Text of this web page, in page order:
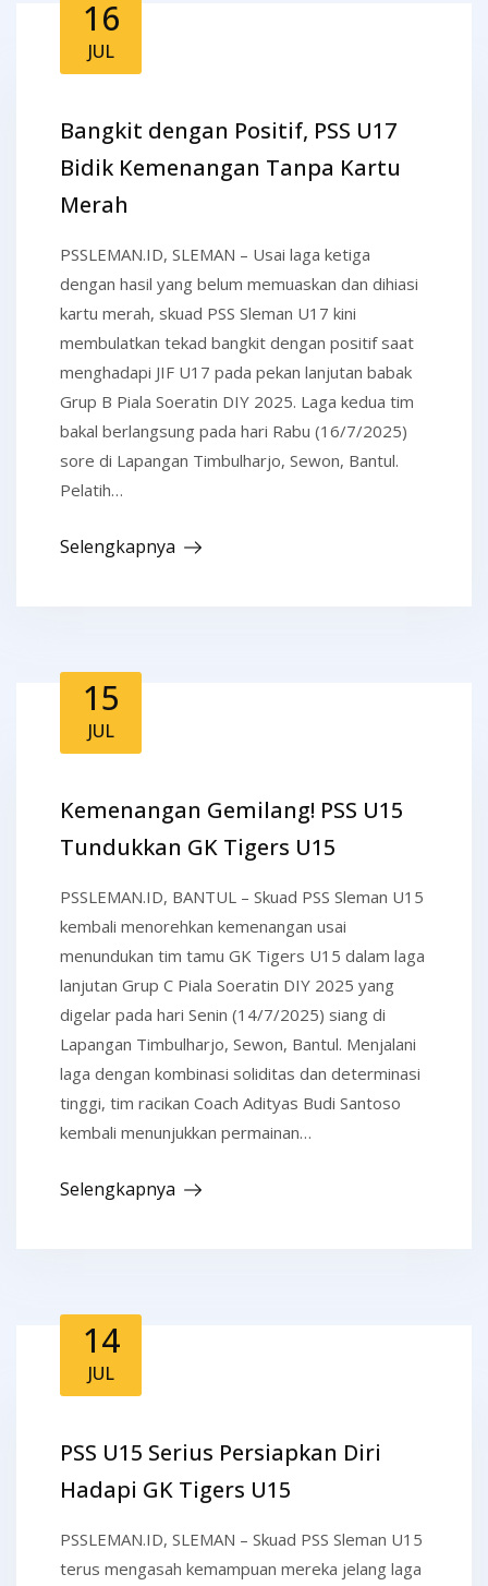
16
JUL
Bangkit dengan Positif, PSS U17
Bidik Kemenangan Tanpa Kartu
Merah
PSSLEMAN.ID, SLEMAN – Usai laga ketiga
dengan hasil yang belum memuaskan dan dihiasi
kartu merah, skuad PSS Sleman U17 kini
membulatkan tekad bangkit dengan positif saat
menghadapi JIF U17 pada pekan lanjutan babak
Grup B Piala Soeratin DIY 2025. Laga kedua tim
bakal berlangsung pada hari Rabu (16/7/2025)
sore di Lapangan Timbulharjo, Sewon, Bantul.
Pelatih…
Selengkapnya
15
JUL
Kemenangan Gemilang! PSS U15
Tundukkan GK Tigers U15
PSSLEMAN.ID, BANTUL – Skuad PSS Sleman U15
kembali menorehkan kemenangan usai
menundukan tim tamu GK Tigers U15 dalam laga
lanjutan Grup C Piala Soeratin DIY 2025 yang
digelar pada hari Senin (14/7/2025) siang di
Lapangan Timbulharjo, Sewon, Bantul. Menjalani
laga dengan kombinasi soliditas dan determinasi
tinggi, tim racikan Coach Adityas Budi Santoso
kembali menunjukkan permainan…
Selengkapnya
14
JUL
PSS U15 Serius Persiapkan Diri
Hadapi GK Tigers U15
PSSLEMAN.ID, SLEMAN – Skuad PSS Sleman U15
terus mengasah kemampuan mereka jelang laga